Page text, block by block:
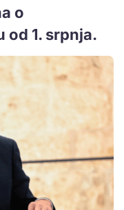
o
od 1. srpnja.